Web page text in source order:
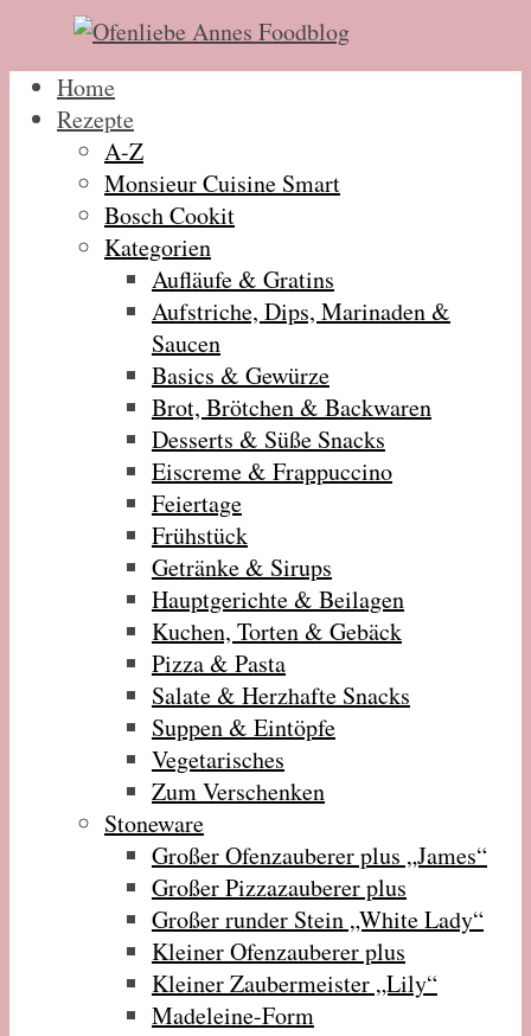
Home
Rezepte
A-Z
Monsieur Cuisine Smart
Bosch Cookit
Kategorien
Aufläufe & Gratins
Aufstriche, Dips, Marinaden &
Saucen
Basics & Gewürze
Brot, Brötchen & Backwaren
Desserts & Süße Snacks
Eiscreme & Frappuccino
Feiertage
Frühstück
Getränke & Sirups
Hauptgerichte & Beilagen
Kuchen, Torten & Gebäck
Pizza & Pasta
Salate & Herzhafte Snacks
Suppen & Eintöpfe
Vegetarisches
Zum Verschenken
Stoneware
Großer Ofenzauberer plus „James“
Großer Pizzazauberer plus
Großer runder Stein „White Lady“
Kleiner Ofenzauberer plus
Kleiner Zaubermeister „Lily“
Madeleine-Form